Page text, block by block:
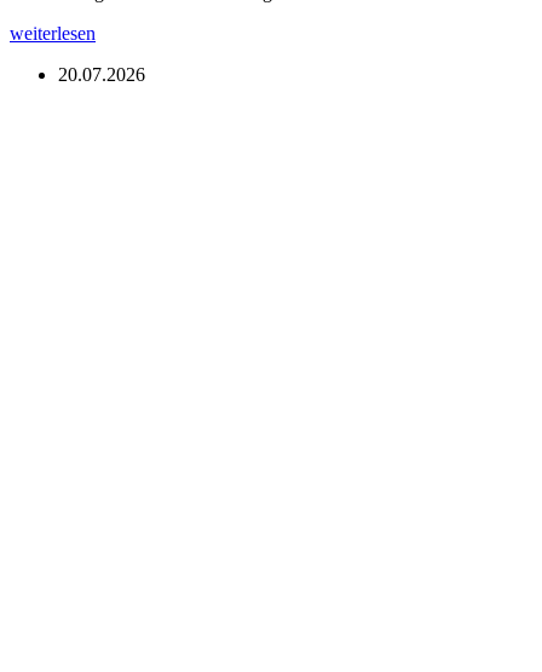
weiterlesen
20.07.2026